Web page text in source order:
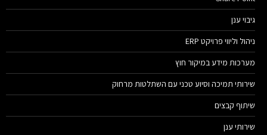
גיבוי ענן
ניהול וליווי פרויקט ERP
מערכות מידע במיקור חוץ
שירותי תמיכה וסיוע טכני עם השתלטות מרחוק
שיתוף קבצים
שירותי ענן